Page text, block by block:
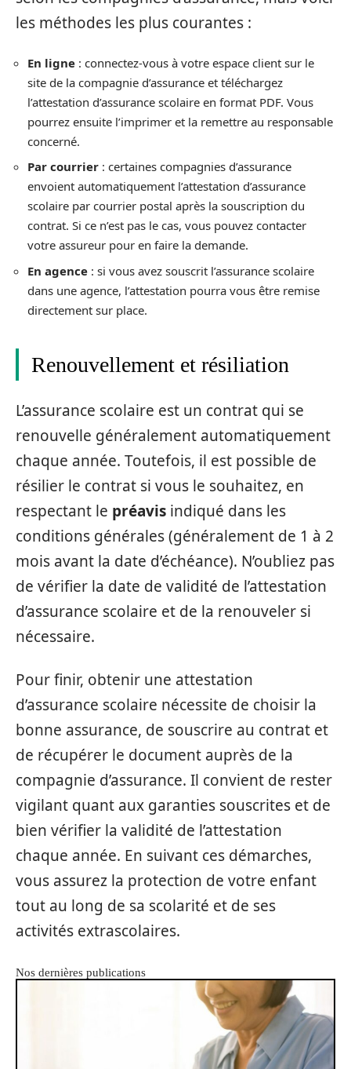
les méthodes les plus courantes :
En ligne : connectez-vous à votre espace client sur le
site de la compagnie d’assurance et téléchargez
l’attestation d’assurance scolaire en format PDF. Vous
pourrez ensuite l’imprimer et la remettre au responsable
concerné.
Par courrier : certaines compagnies d’assurance
envoient automatiquement l’attestation d’assurance
scolaire par courrier postal après la souscription du
contrat. Si ce n’est pas le cas, vous pouvez contacter
votre assureur pour en faire la demande.
En agence : si vous avez souscrit l’assurance scolaire
dans une agence, l’attestation pourra vous être remise
directement sur place.
Renouvellement et résiliation
L’assurance scolaire est un contrat qui se
renouvelle généralement automatiquement
chaque année. Toutefois, il est possible de
résilier le contrat si vous le souhaitez, en
respectant le préavis indiqué dans les
conditions générales (généralement de 1 à 2
mois avant la date d’échéance). N’oubliez pas
de vérifier la date de validité de l’attestation
d’assurance scolaire et de la renouveler si
nécessaire.
Pour finir, obtenir une attestation
d’assurance scolaire nécessite de choisir la
bonne assurance, de souscrire au contrat et
de récupérer le document auprès de la
compagnie d’assurance. Il convient de rester
vigilant quant aux garanties souscrites et de
bien vérifier la validité de l’attestation
chaque année. En suivant ces démarches,
vous assurez la protection de votre enfant
tout au long de sa scolarité et de ses
activités extrascolaires.
Nos dernières publications